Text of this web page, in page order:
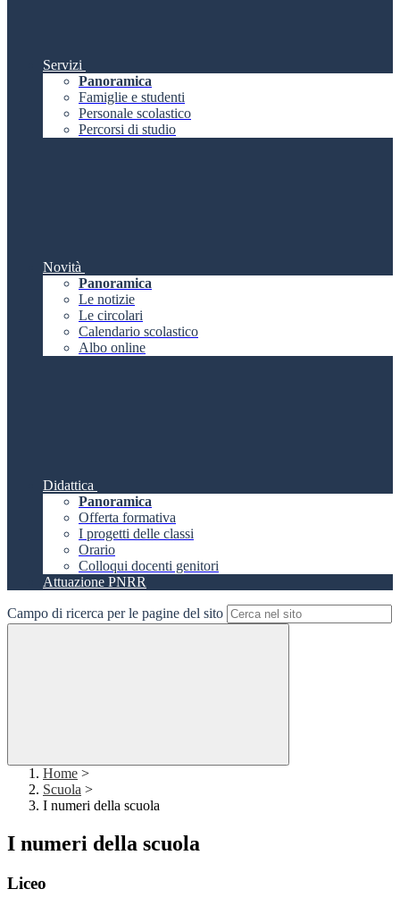
Servizi
Panoramica
Famiglie e studenti
Personale scolastico
Percorsi di studio
Novità
Panoramica
Le notizie
Le circolari
Calendario scolastico
Albo online
Didattica
Panoramica
Offerta formativa
I progetti delle classi
Orario
Colloqui docenti genitori
Attuazione PNRR
Campo di ricerca per le pagine del sito
Home >
Scuola >
I numeri della scuola
I numeri della scuola
Liceo